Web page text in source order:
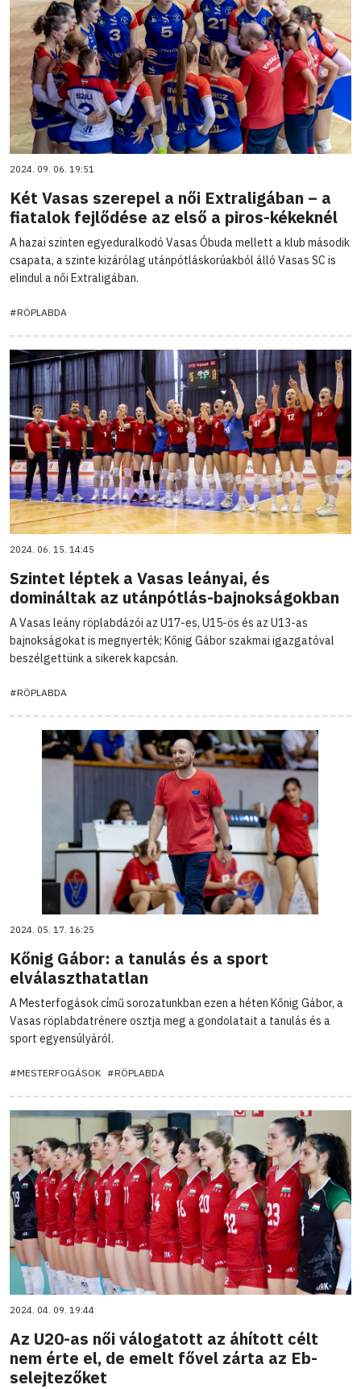
2024. 09. 06. 19:51
Két Vasas szerepel a női Extraligában – a
fiatalok fejlődése az első a piros-kékeknél
A hazai szinten egyeduralkodó Vasas Óbuda mellett a klub második
csapata, a szinte kizárólag utánpótláskorúakból álló Vasas SC is
elindul a női Extraligában.
#RÖPLABDA
2024. 06. 15. 14:45
Szintet léptek a Vasas leányai, és
domináltak az utánpótlás-bajnokságokban
A Vasas leány röplabdázói az U17-es, U15-ös és az U13-as
bajnokságokat is megnyerték; Kőnig Gábor szakmai igazgatóval
beszélgettünk a sikerek kapcsán.
#RÖPLABDA
2024. 05. 17. 16:25
Kőnig Gábor: a tanulás és a sport
elválaszthatatlan
A Mesterfogások című sorozatunkban ezen a héten Kőnig Gábor, a
Vasas röplabdatrénere osztja meg a gondolatait a tanulás és a
sport egyensúlyáról.
#MESTERFOGÁSOK #RÖPLABDA
2024. 04. 09. 19:44
Az U20-as női válogatott az áhított célt
nem érte el, de emelt fővel zárta az Eb-
selejtezőket